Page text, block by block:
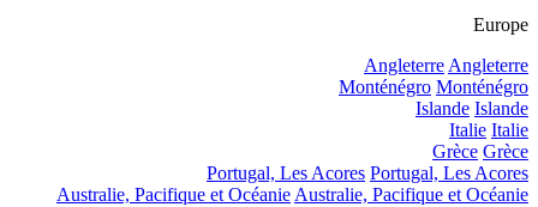
Europe
AngleterreAngleterre
Monténégro Monténégro
Islande Islande
Italie Italie
Grèce Grèce
Portugal, Les Acores Portugal, Les Acores
Australie, Pacifique et OcéanieAustralie, Pacifique et Océanie